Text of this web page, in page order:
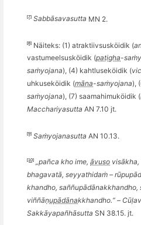
[7] Sabbāsavasutta MN 2.
[8] Näiteks: (1) atraktiivsusköidik (
vastumeelsusköidik (paṭigha-
saṁyojana), (4) kahtluseköidik (
uhkuseköidik (māna-saṁyojana),
saṁyojana), (7) saamahimuköidik (
Macchariyasutta AN 7.10 jt.
[9] Saṁyojanasutta AN 10.13.
[10] „pañca kho ime, āvuso visākha,
bhagavatā, seyya­thi­daṁ –
khandho­, saññupādānakkhandho,
viññā­ṇupādāna­k­khandho­.“ – Cūḷ
Sakkāyapañhāsutta SN 38.15. jt.